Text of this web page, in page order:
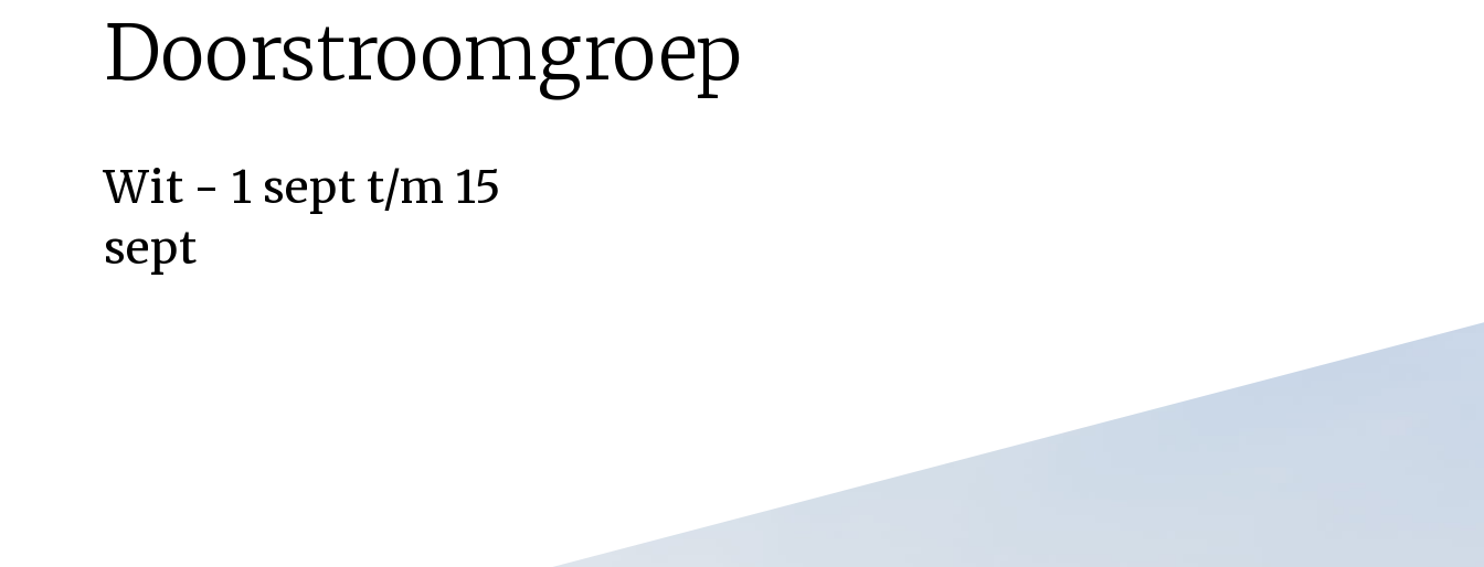
Doorstroomgroep
Wit - 1 sept t/m 15
sept